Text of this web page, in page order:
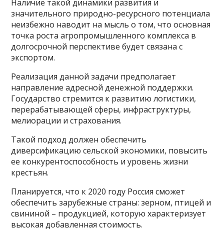
Наличие такой динамики развития и
значительного природно-ресурсного потенциала
неизбежно наводит на мысль о том, что основная
точка роста агропромышленного комплекса в
долгосрочной перспективе будет связана с
экспортом.
Реализация данной задачи предполагает
направление адресной денежной поддержки.
Государство стремится к развитию логистики,
перерабатывающей сферы, инфраструктуры,
мелиорации и страхования.
Такой подход должен обеспечить
диверсификацию сельской экономики, повысить
ее конкурентоспособность и уровень жизни
крестьян.
Планируется, что к 2020 году Россия сможет
обеспечить зарубежные страны: зерном, птицей и
свининой – продукцией, которую характеризует
высокая добавленная стоимость.